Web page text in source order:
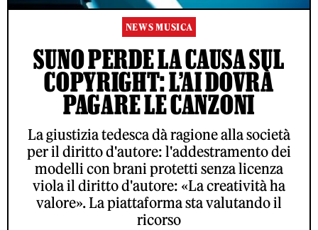
NEWS MUSICA
SUNO PERDE LA CAUSA SUL
COPYRIGHT: L’AI DOVRÀ
PAGARE LE CANZONI
La giustizia tedesca dà ragione alla società
per il diritto d'autore: l'addestramento dei
modelli con brani protetti senza licenza
viola il diritto d'autore: «La creatività ha
valore». La piattaforma sta valutando il
ricorso